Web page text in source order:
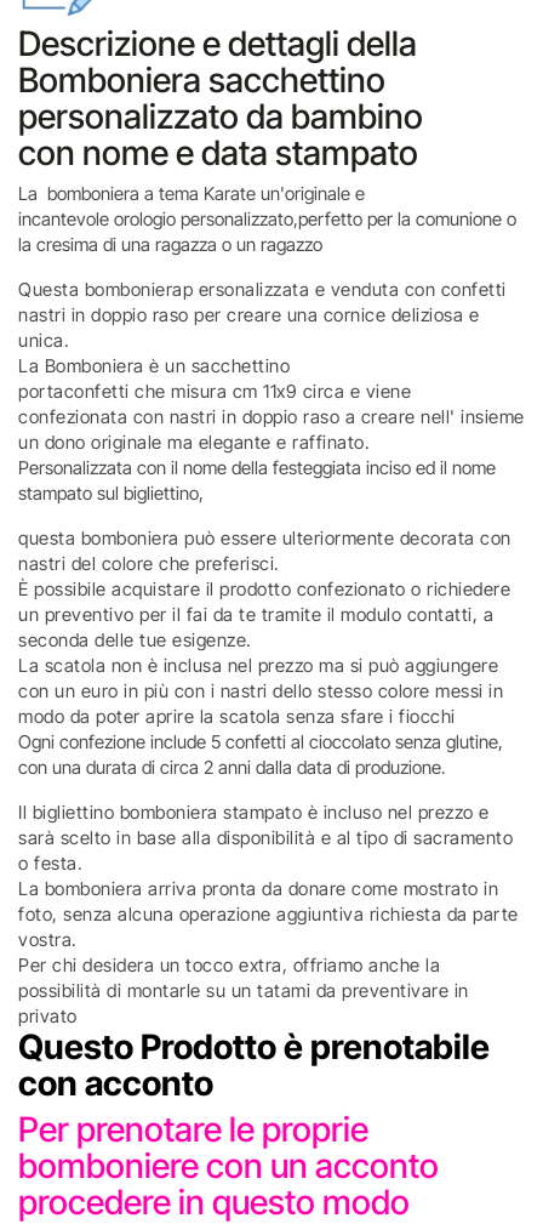
Descrizione e dettagli della
Bomboniera sacchettino
personalizzato da bambino
con nome e data stampato
La bomboniera a tema Karate un'originale e
incantevole orologio personalizzato,perfetto per la comunione o
la cresima di una ragazza o un ragazzo
Questa bombonierap ersonalizzata e venduta con confetti
nastri in doppio raso per creare una cornice deliziosa e
unica.
La Bomboniera è un sacchettino
portaconfetti che misura cm 11x9 circa e viene
confezionata con nastri in doppio raso a creare nell' insieme
un dono originale ma elegante e raffinato.
Personalizzata con il nome della festeggiata inciso ed il nome
stampato sul bigliettino,
questa bomboniera può essere ulteriormente decorata con
nastri del colore che preferisci.
È possibile acquistare il prodotto confezionato o richiedere
un preventivo per il fai da te tramite il modulo contatti, a
seconda delle tue esigenze.
La scatola non è inclusa nel prezzo ma si può aggiungere
con un euro in più con i nastri dello stesso colore messi in
modo da poter aprire la scatola senza sfare i fiocchi
Ogni confezione include 5 confetti al cioccolato senza glutine,
con una durata di circa 2 anni dalla data di produzione.
Il bigliettino bomboniera stampato è incluso nel prezzo e
sarà scelto in base alla disponibilità e al tipo di sacramento
o festa.
La bomboniera arriva pronta da donare come mostrato in
foto, senza alcuna operazione aggiuntiva richiesta da parte
vostra.
Per chi desidera un tocco extra, offriamo anche la
possibilità di montarle su un tatami da preventivare in
privato
Questo Prodotto è prenotabile
con acconto
Per prenotare le proprie
bomboniere con un acconto
procedere in questo modo